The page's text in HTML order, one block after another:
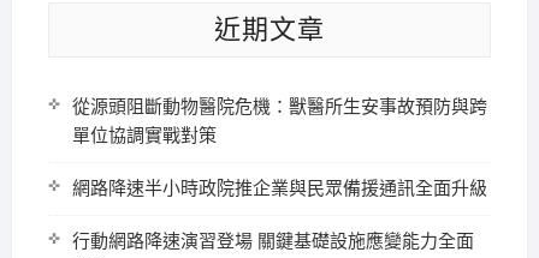
近期文章
從源頭阻斷動物醫院危機：獸醫所生安事故預防與跨
單位協調實戰對策
網路降速半小時政院推企業與民眾備援通訊全面升級
行動網路降速演習登場 關鍵基礎設施應變能力全面